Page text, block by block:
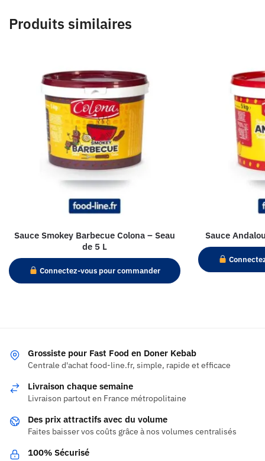
Produits similaires
Sauce Smokey Barbecue Colona – Seau
de 5 L
Connectez-vous pour commander
Sauce
Grossiste pour Fast Food en Doner Kebab
Centrale d'achat food-line.fr, simple, rapide et efficace
Livraison chaque semaine
Livraison partout en France métropolitaine
Des prix attractifs avec du volume
Faites baisser vos coûts grâce à nos volumes centralisés
100% Sécurisé